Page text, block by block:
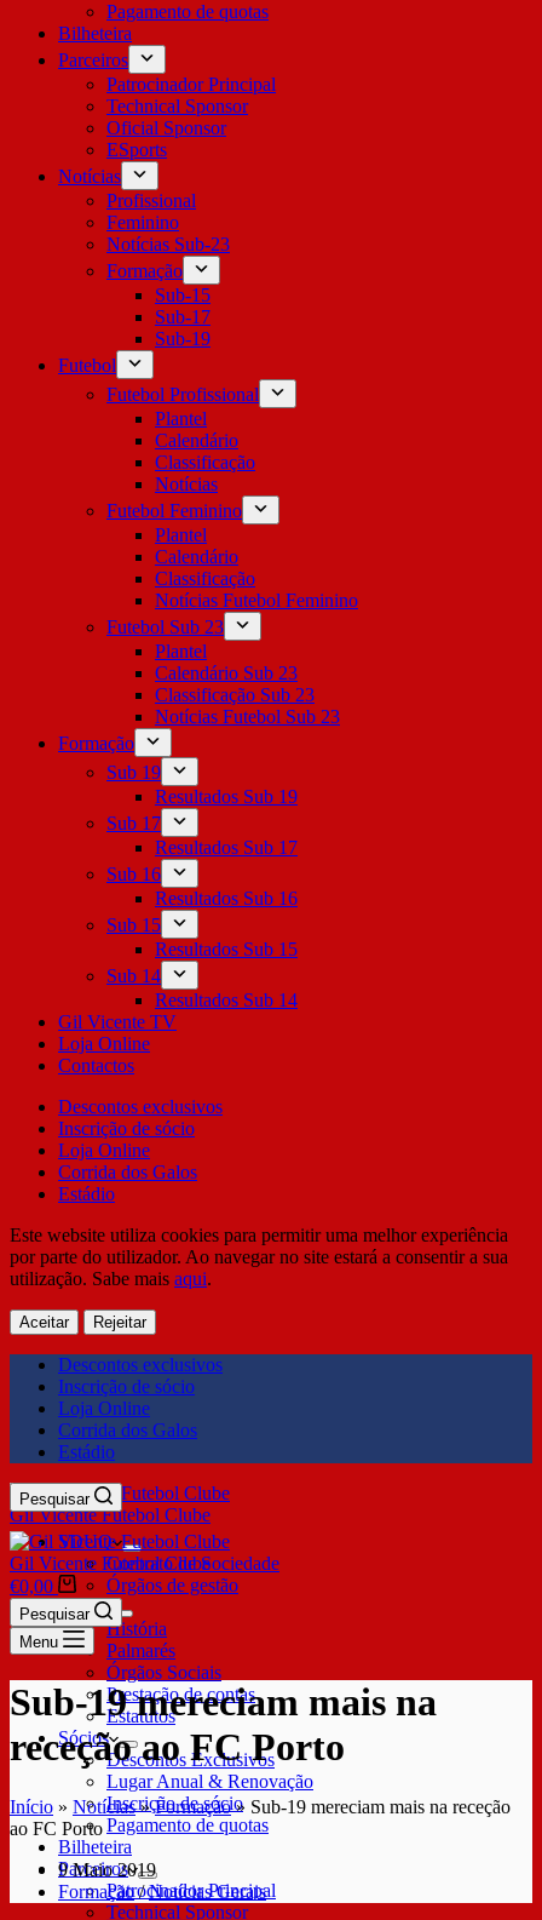
Pagamento de quotas
Bilheteira
Parceiros
Patrocinador Principal
Technical Sponsor
Oficial Sponsor
ESports
Notícias
Profissional
Feminino
Notícias Sub-23
Formação
Sub-15
Sub-17
Sub-19
Futebol
Futebol Profissional
Plantel
Calendário
Classificação
Notícias
Futebol Feminino
Plantel
Calendário
Classificação
Notícias Futebol Feminino
Futebol Sub 23
Plantel
Calendário Sub 23
Classificação Sub 23
Notícias Futebol Sub 23
Formação
Sub 19
Resultados Sub 19
Sub 17
Resultados Sub 17
Sub 16
Resultados Sub 16
Sub 15
Resultados Sub 15
Sub 14
Resultados Sub 14
Gil Vicente TV
Loja Online
Contactos
Descontos exclusivos
Inscrição de sócio
Loja Online
Corrida dos Galos
Estádio
Este website utiliza cookies para permitir uma melhor experiência
por parte do utilizador. Ao navegar no site estará a consentir a sua
utilização. Sabe mais aqui.
Aceitar Rejeitar
Descontos exclusivos
Inscrição de sócio
Loja Online
Corrida dos Galos
Estádio
Gil Vicente Futebol Clube
Pesquisar
SDUQ
Contrato de Sociedade
Órgãos de gestão
Clube
História
Palmarés
Órgãos Sociais
Prestação de contas
Estatutos
Sócios
Descontos Exclusivos
Lugar Anual & Renovação
Inscrição de sócio
Pagamento de quotas
Bilheteira
Parceiros
Patrocinador Principal
Technical Sponsor
Gil Vicente Futebol Clube
€0,00
Pesquisar
Menu
Sub-19 mereciam mais na
receção ao FC Porto
Início » Notícias»Formação» Sub-19 mereciam mais na receção
ao FC Porto
9 Maio 2019
Formação/Notícias Gerais